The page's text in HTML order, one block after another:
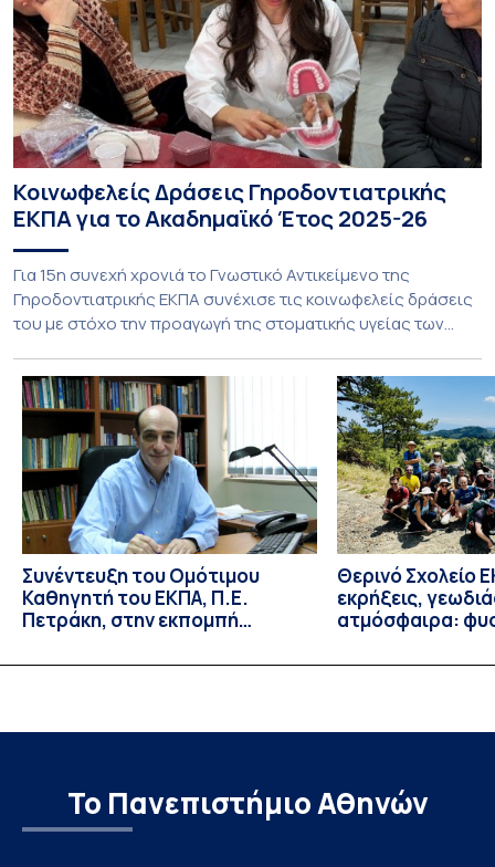
Κοινωφελείς Δράσεις Γηροδοντιατρικής
ΕΚΠΑ για το Ακαδημαϊκό Έτος 2025-26
Για 15η συνεχή χρονιά το Γνωστικό Αντικείμενο της
Γηροδοντιατρικής ΕΚΠΑ συνέχισε τις κοινωφελείς δράσεις
του με στόχο την προαγωγή της στοματικής υγείας των
υποχρεωτικής «κοινωφελούς μάθησης» στο μάθημα της
Γηροδοντιατρικής 10ου εξαμήνου, περιλάμβανε
εκπαιδευτικές δραστηριότητες στο Γηροκομείο-
Πτωχοκομείο Αθηνών, στο Οδοντιατρικό Τμήμα/Μονάδα
ΑΜΕΑ Ενηλίκων Ασκληπιείου Βούλας, στο Κέντρο
Γηριατρικής […]
Συνέντευξη του Ομότιμου
Καθηγητή του ΕΚΠΑ, Π.Ε.
Πετράκη, στην εκπομπή
Θερινό Σχολείο
εκρήξεις,
ατμόσφαιρα:
βιολογικές
Το Πανεπιστήμιο Αθηνών